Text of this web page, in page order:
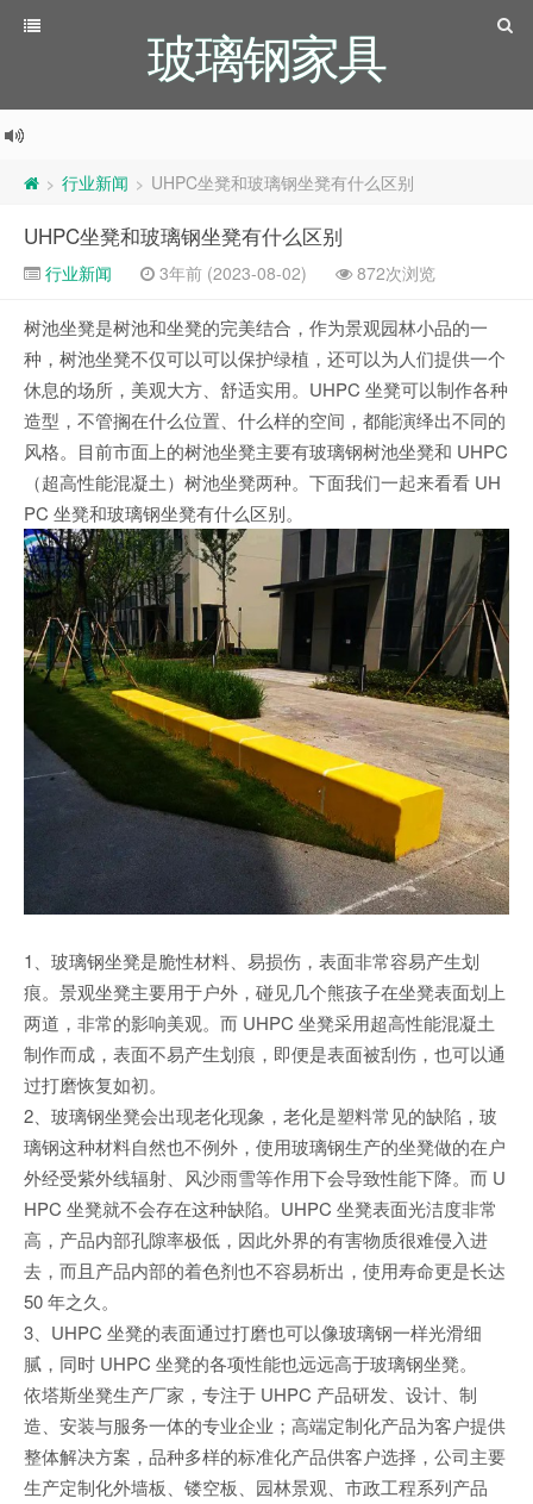
玻璃钢家具
> 行业新闻 > UHPC坐凳和玻璃钢坐凳有什么区别
UHPC坐凳和玻璃钢坐凳有什么区别
行业新闻 3年前 (2023-08-02) 872次浏览
树池坐凳是树池和坐凳的完美结合，作为景观园林小品的一
种，树池坐凳不仅可以可以保护绿植，还可以为人们提供一个
休息的场所，美观大方、舒适实用。UHPC 坐凳可以制作各种
造型，不管搁在什么位置、什么样的空间，都能演绎出不同的
风格。目前市面上的树池坐凳主要有玻璃钢树池坐凳和 UHPC
（超高性能混凝土）树池坐凳两种。下面我们一起来看看 UH
PC 坐凳和玻璃钢坐凳有什么区别。
1、玻璃钢坐凳是脆性材料、易损伤，表面非常容易产生划
痕。景观坐凳主要用于户外，碰见几个熊孩子在坐凳表面划上
两道，非常的影响美观。而 UHPC 坐凳采用超高性能混凝土
制作而成，表面不易产生划痕，即便是表面被刮伤，也可以通
过打磨恢复如初。
2、玻璃钢坐凳会出现老化现象，老化是塑料常见的缺陷，玻
璃钢这种材料自然也不例外，使用玻璃钢生产的坐凳做的在户
外经受紫外线辐射、风沙雨雪等作用下会导致性能下降。而 U
HPC 坐凳就不会存在这种缺陷。UHPC 坐凳表面光洁度非常
高，产品内部孔隙率极低，因此外界的有害物质很难侵入进
去，而且产品内部的着色剂也不容易析出，使用寿命更是长达
50 年之久。
3、UHPC 坐凳的表面通过打磨也可以像玻璃钢一样光滑细
腻，同时 UHPC 坐凳的各项性能也远远高于玻璃钢坐凳。
依塔斯坐凳生产厂家，专注于 UHPC 产品研发、设计、制
造、安装与服务一体的专业企业；高端定制化产品为客户提供
整体解决方案，品种多样的标准化产品供客户选择，公司主要
生产定制化外墙板、镂空板、园林景观、市政工程系列产品